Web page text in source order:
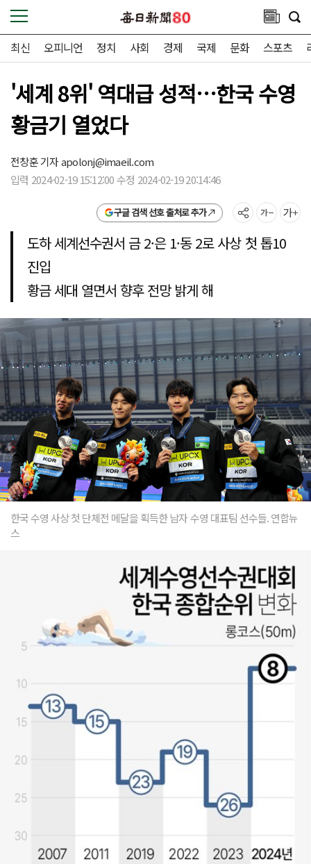
최신 오피니언 정치 사회 경제 국제 문화 스포츠
'세계 8위' 역대급 성적…한국 수영
황금기 열었다
전창훈 기자apolonj@imaeil.com
입력 2024-02-19 15:12:00 수정 2024-02-19 20:14:46
구글 검색 선호 출처로 추가
도하 세계선수권서 금 2·은 1·동 2로 사상 첫 톱10
진입
황금 세대 열면서 향후 전망 밝게 해
한국 수영 사상 첫 단체전 메달을 획득한 남자 수영 대표팀 선수들. 연합뉴
스